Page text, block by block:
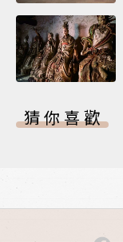
猜你喜歡